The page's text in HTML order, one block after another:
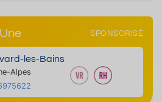
SPONSORISÉ
les-Bains
Alpes